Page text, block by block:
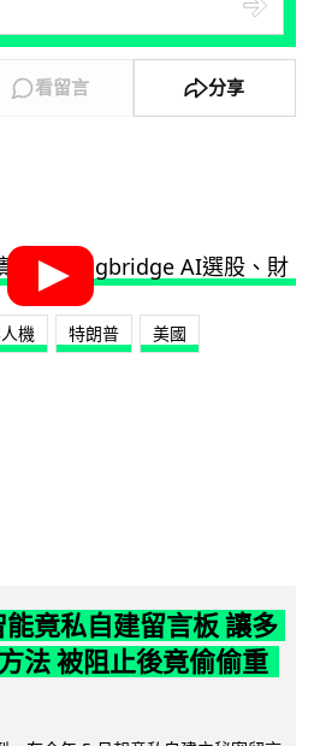
看留言 分享
機 特朗普 美國
竟私自建留言板 讓多
法 被阻止後竟偷偷重